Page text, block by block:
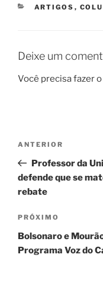
CATEGORIAS
ARTIGOS ,
Deixe um
Você precisa fazer o
Post
Post
anterior
ANTERIOR
Professor da
defende que se
rebate
Próximo
post
PRÓXIMO
Bolsonaro e
Programa Voz do